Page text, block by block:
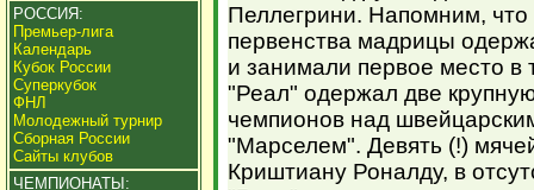
РОССИЯ:
Премьер-лига
Календарь
Кубок России
Суперкубок
ФНЛ
Молодежный турнир
Сборная России
Сайты клубов
ЧЕМПИОНАТЫ:
Пеллегрини. Напомним, что
первенства мадрицы
и занимали первое место в
"Реал" одержал две
чемпионов над
"Марселем". Девять (!)
Криштиану Роналду, в